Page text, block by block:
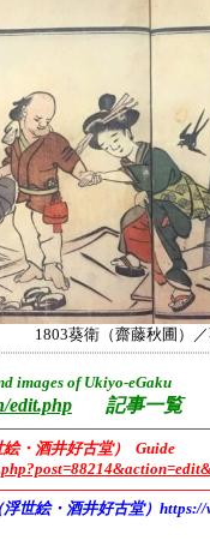
1803葵衛（齋藤秋圃）
of Ukiyo-eGaku
edit.php 記事一覧
・酒井好古堂） Guide
世絵・酒井好古堂）https://